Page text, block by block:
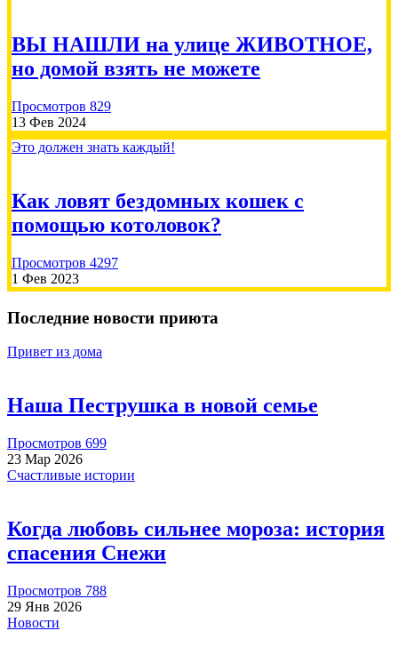
Лобина Татьяна 2026-07-29
Сбор на вакцины кошкам 21000🙏
2000.00 RUB
Татьяна М
Пожертвовать
500.00 RUB
Наталья
Сбор на вакцины кошкам 21000🙏
ВЫ НАШЛИ на улице ЖИВОТНОЕ,
но домой взять не можете
Просмотров 829
13 Фев 2024
Это должен знать каждый!
Как ловят бездомных кошек с
помощью котоловок?
Просмотров 4297
1 Фев 2023
Последние новости приюта
Привет из дома
Наша Пеструшка в новой семье
Просмотров 699
23 Мар 2026
Счастливые истории
Когда любовь сильнее мороза: история
спасения Снежи
Просмотров 788
29 Янв 2026
Новости